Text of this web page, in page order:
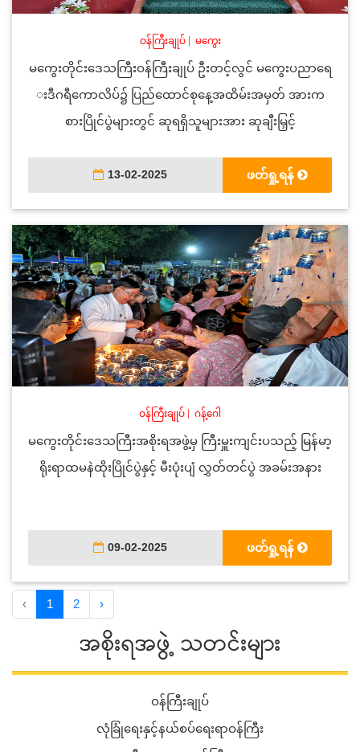
ဝန်ကြီးချုပ်| မကွေး
မကွေးတိုင်းဒေသကြီးဝန်ကြီးချုပ် ဦးတင့်လွင် မကွေးပညာရေ
းဒီဂရီကောလိပ်၌ ပြည်ထောင်စုနေ့အထိမ်းအမှတ် အားက
စားပြိုင်ပွဲများတွင် ဆုရရှိသူများအား ဆုချီးမြှင့်
13-02-2025 ဖတ်ရှု့ရန်
ဝန်ကြီးချုပ် ဂန့်ဂေါ
မကွေးတိုင်းဒေသကြီးအစိုးရအဖွဲ့မှ ကြီးမှူးကျင်းပသည့် မြန်မာ့
ရိုးရာထမနဲထိုးပြိုင်ပွဲနှင့် မီးပုံးပျံ လွှတ်တင်ပွဲ အခမ်းအနား
09-02-2025 ဖတ်ရှု့ရန်
‹ 1 2 ›
အစိုးရအဖွဲ့ သတင်းများ
ဝန်ကြီးချုပ်
လုံခြုံရေးနှင့်နယ်စပ်ရေးရာဝန်ကြီး